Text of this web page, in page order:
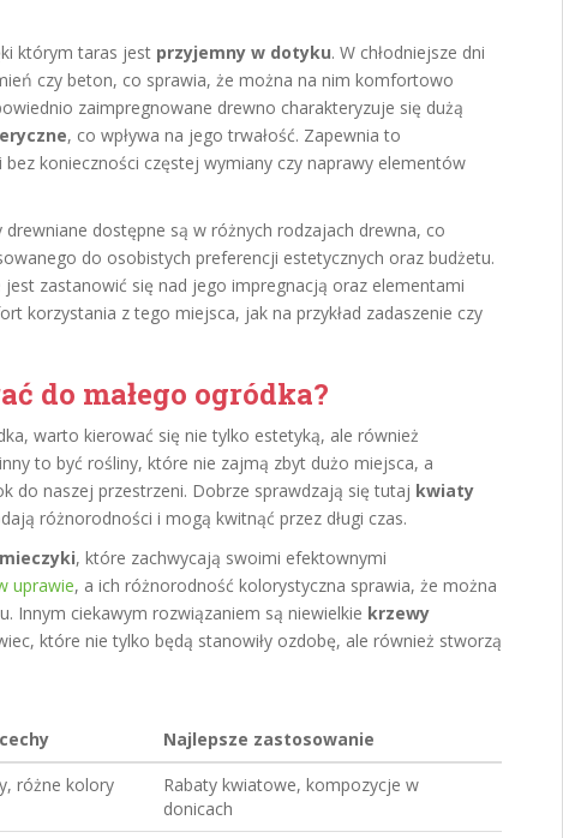
którym taras jest przyjemny w dotyku. W chłodniejsze dni
czy beton, co sprawia, że można na nim komfortowo
zaimpregnowane drewno charakteryzuje się dużą
, co wpływa na jego trwałość. Zapewnia to
bez konieczności częstej wymiany czy naprawy elementów
dostępne są w różnych rodzajach drewna, co
do osobistych preferencji estetycznych oraz budżetu.
jest zastanowić się nad jego impregnacją oraz elementami
korzystania z tego miejsca, jak na przykład zadaszenie czy
do małego ogródka?
warto kierować się nie tylko estetyką, ale również
to być rośliny, które nie zajmą zbyt dużo miejsca, a
do naszej przestrzeni. Dobrze sprawdzają się tutaj kwiaty
różnorodności i mogą kwitnąć przez długi czas.
mieczyki, które zachwycają swoimi efektownymi
uprawie, a ich różnorodność kolorystyczna sprawia, że można
Innym ciekawym rozwiązaniem są niewielkie krzewy
które nie tylko będą stanowiły ozdobę, ale również stworzą
Najlepsze zastosowanie
różne kolory
Rabaty kwiatowe, kompozycje w
donicach